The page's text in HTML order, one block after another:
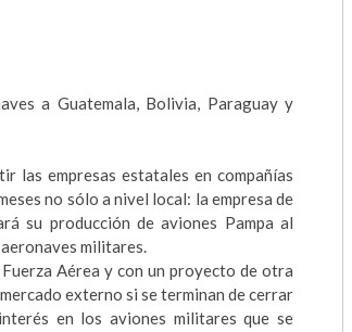
a Guatemala, Bolivia, Paraguay y
las empresas estatales en compañías
no sólo a nivel local: la empresa de
su producción de aviones Pampa al
militares.
Aérea y con un proyecto de otra
externo si se terminan de cerrar
en los aviones militares que se